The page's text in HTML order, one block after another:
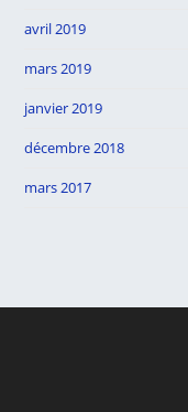
avril 2019
mars 2019
janvier 2019
décembre 2018
mars 2017